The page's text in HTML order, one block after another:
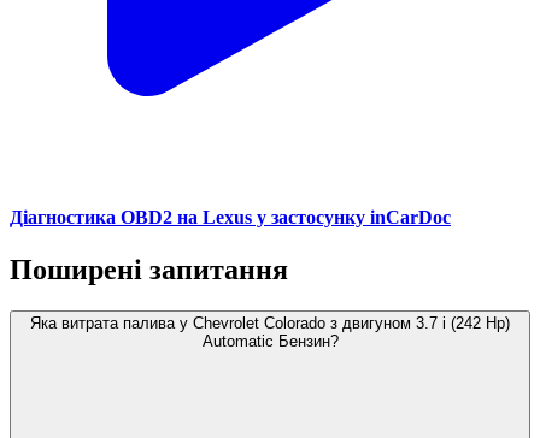
Діагностика OBD2 на Lexus у застосунку inCarDoc
Поширені запитання
Яка витрата палива у Chevrolet Colorado з двигуном 3.7 i (242 Hp)
Automatic Бензин?